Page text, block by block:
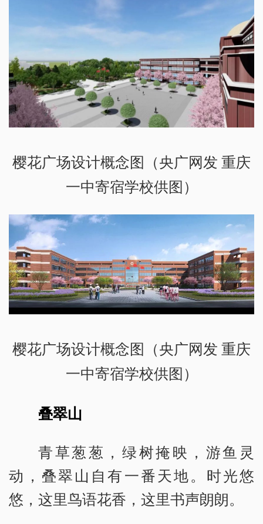
樱花广场设计概念图（央广网发 重庆
一中寄宿学校供图）
樱花广场设计概念图（央广网发 重庆
一中寄宿学校供图）
叠翠山
青草葱葱，绿树掩映，游鱼灵
动，叠翠山自有一番天地。时光悠
悠，这里鸟语花香，这里书声朗朗。